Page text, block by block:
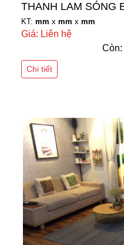
THANH LAM SÓNG
KT: mm x mm x mm
Giá: Liên hệ
Còn:
Chi tiết